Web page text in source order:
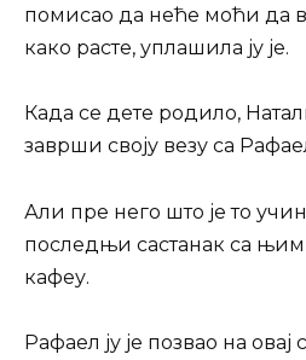
помисао да неће моћи да
како расте, уплашила ју је.
Када се дете родило,
заврши своју везу са
Али пре него што је то
последњи састанак са
кафеу.
Рафаел ју је позвао на овај